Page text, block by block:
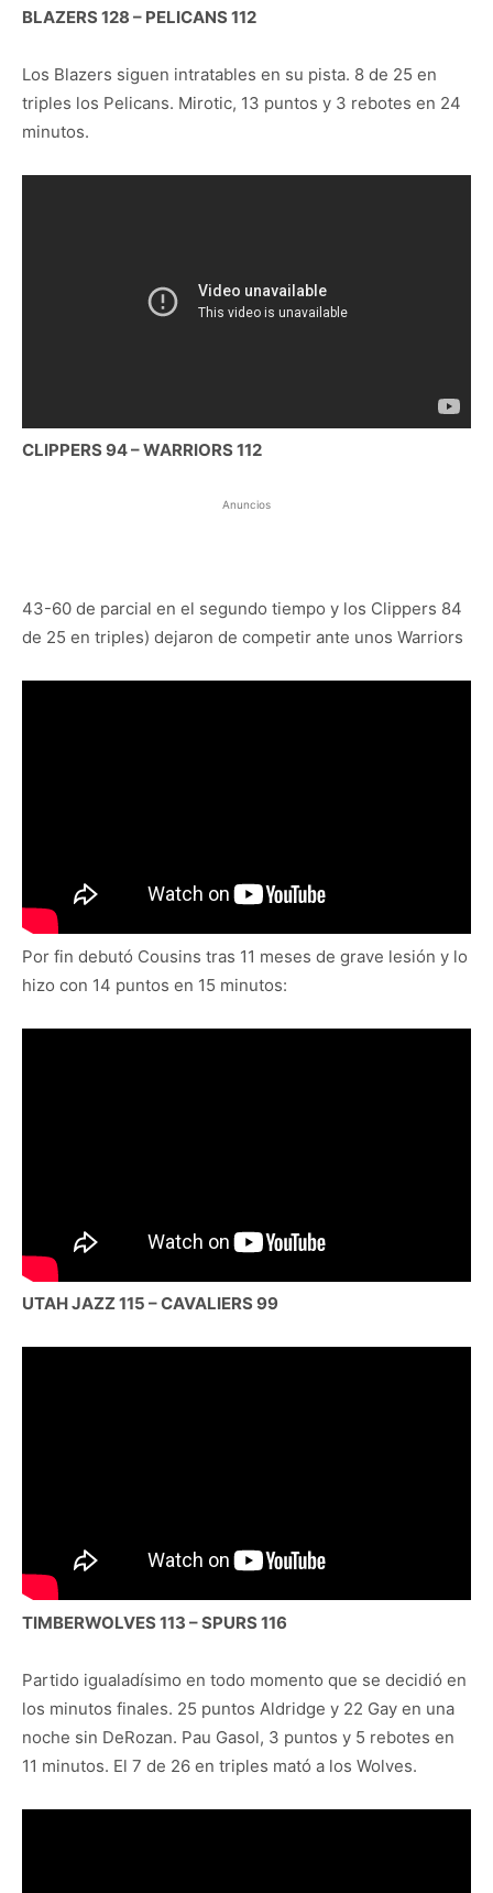
BLAZERS 128 – PELICANS 112
Los Blazers siguen intratables en su pista. 8 de 25 en
triples los Pelicans. Mirotic, 13 puntos y 3 rebotes en 24
minutos.
CLIPPERS 94 – WARRIORS 112
Anuncios
43-60 de parcial en el segundo tiempo y los Clippers 84
de 25 en triples) dejaron de competir ante unos Warriors
Por fin debutó Cousins tras 11 meses de grave lesión y lo
hizo con 14 puntos en 15 minutos:
UTAH JAZZ 115 – CAVALIERS 99
TIMBERWOLVES 113 – SPURS 116
Partido igualadísimo en todo momento que se decidió en
los minutos finales. 25 puntos Aldridge y 22 Gay en una
noche sin DeRozan. Pau Gasol, 3 puntos y 5 rebotes en
11 minutos. El 7 de 26 en triples mató a los Wolves.